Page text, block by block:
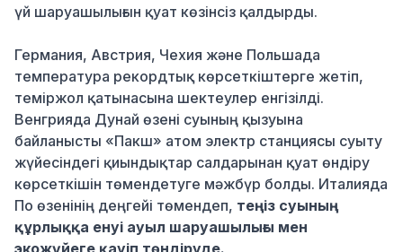
үй шаруашылығын қуат көзінсіз қалдырды.
Германия, Австрия, Чехия және Польшада
температура рекордтық көрсеткіштерге жетіп,
теміржол қатынасына шектеулер енгізілді.
Венгрияда Дунай өзені суының қызуына
байланысты «Пакш» атом электр станциясы суыту
жүйесіндегі қиындықтар салдарынан қуат өндіру
көрсеткішін төмендетуге мәжбүр болды. Италияда
По өзенінің деңгейі төмендеп, теңіз суының
құрлыққа енуі ауыл шаруашылығы мен
экожүйеге қауіп төндіруде.